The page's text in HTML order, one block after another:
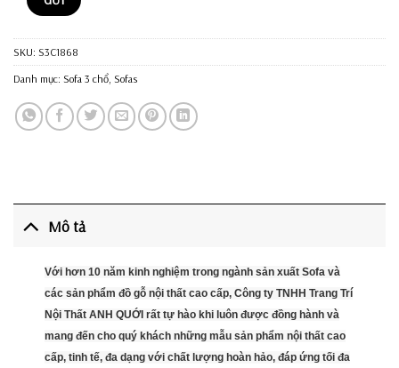
SKU: S3C1868
Danh mục: Sofa 3 chổ Sofas
Mô tả
Với hơn 10 năm kinh nghiệm trong ngành sản xuất Sofa và
các sản phẩm đồ gỗ nội thất cao cấp, Công ty TNHH Trang Trí
Nội Thất ANH QUỚI rất tự hào khi luôn được đồng hành và
mang đến cho quý khách những mẫu sản phẩm nội thất cao
cấp, tinh tế, đa dạng với chất lượng hoàn hảo, đáp ứng tối đa